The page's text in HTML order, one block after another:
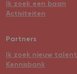
Ik zoek een baan
Activiteiten
Partners
Ik zoek nieuw talent
Kennisbank